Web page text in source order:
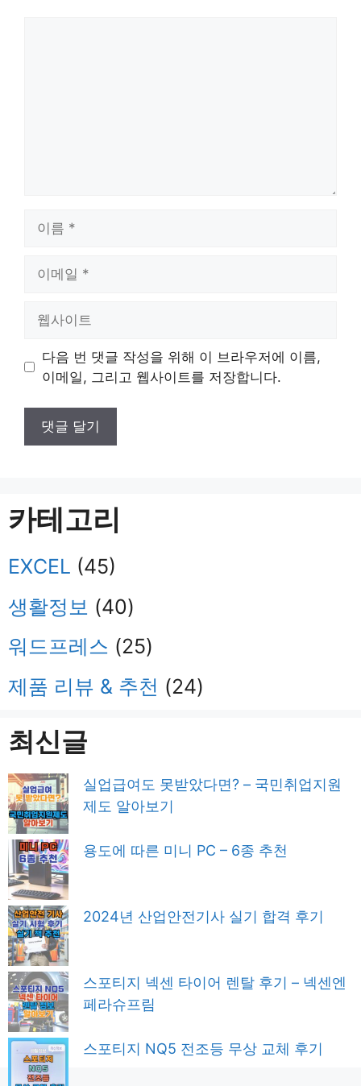
트
다음 번 댓글 작성을 위해 이 브라우저에 이름,
이메일, 그리고 웹사이트를 저장합니다.
카테고리
EXCEL (45)
생활정보 (40)
워드프레스 (25)
제품 리뷰 & 추천 (24)
최신글
실업급여도 못받았다면? – 국민취업지원
제도 알아보기
용도에 따른 미니 PC – 6종 추천
2024년 산업안전기사 실기 합격 후기
스포티지 넥센 타이어 렌탈 후기 – 넥센엔
페라슈프림
스포티지 NQ5 전조등 무상 교체 후기